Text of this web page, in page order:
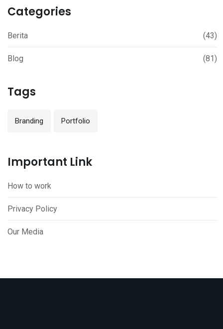
Categories
Berita (43)
Blog (81)
Tags
Branding Portfolio
Important Link
How to work
Privacy Policy
Our Media